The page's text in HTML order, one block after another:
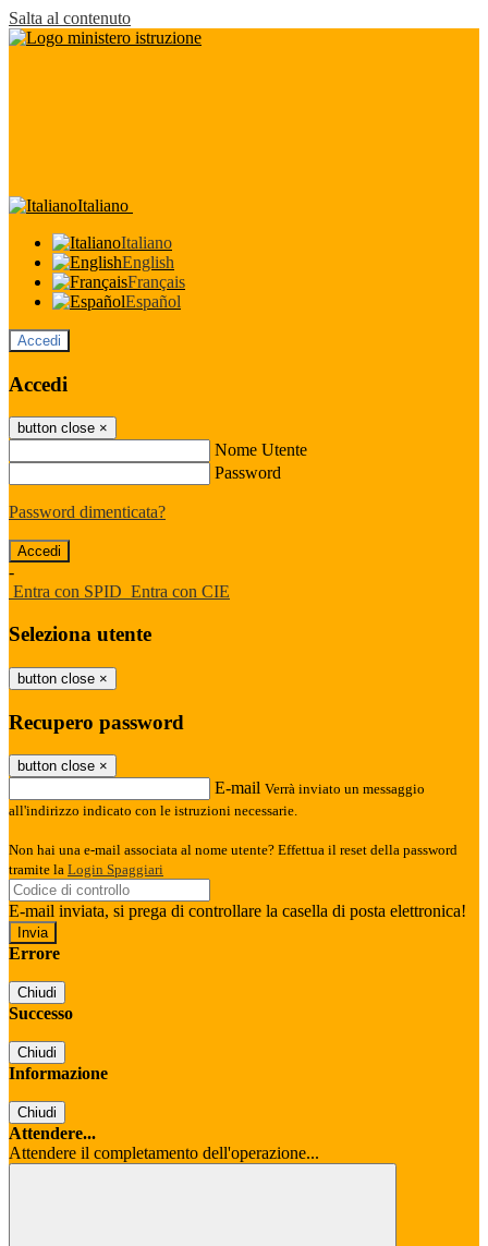
Salta al contenuto
Italiano
Italiano
English
Français
Español
Accedi
Accedi
button close ×
Nome Utente
Password
Password dimenticata?
-
Entra con SPID Entra con CIE
Seleziona utente
button close ×
Recupero password
button close ×
E-mail Verrà inviato un messaggio
all'indirizzo indicato con le istruzioni necessarie.
Non hai una e-mail associata al nome utente? Effettua il reset della password
tramite la Login Spaggiari
E-mail inviata, si prega di controllare la casella di posta elettronica!
Errore
Chiudi
Successo
Chiudi
Informazione
Chiudi
Attendere...
Attendere il completamento dell'operazione...